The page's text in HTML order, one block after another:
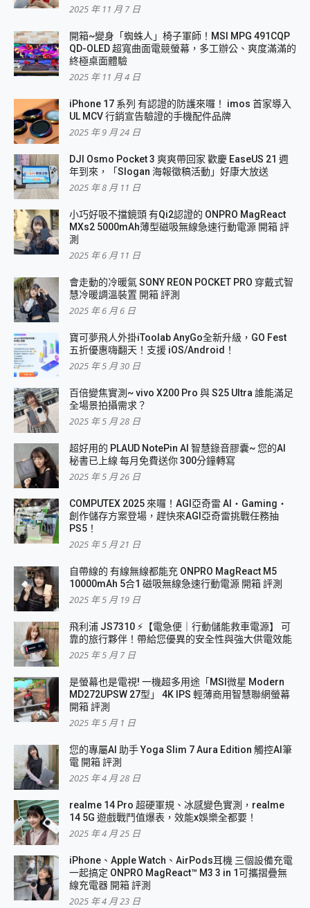
2025 年 11 月 7 日
開箱~變身「蜘蛛人」椅子軍師！MSI MPG 491CQP
QD-OLED 超寬曲面電競螢幕，多工辦公、爽度滿滿的
終極桌面體驗
2025 年 11 月 4 日
iPhone 17 系列 有認證的防護來囉！ imos 首家導入
UL MCV 行銷宣告驗證的手機配件品牌
2025 年 9 月 24 日
DJI Osmo Pocket 3 爽爽帶回家 歡慶 EaseUS 21 週
年到來，「Slogan 海報徵稿活動」好康大放送
2025 年 8 月 11 日
小巧好吸不擋鏡頭 有Qi2認證的 ONPRO MagReact
MXs2 5000mAh薄型磁吸無線急速行動電源 開箱 評
測
2025 年 6 月 11 日
會走動的冷暖氣 SONY REON POCKET PRO 穿戴式智
慧冷暖調溫裝置 開箱 評測
2025 年 6 月 6 日
寶可夢飛人外掛iToolab AnyGo全新升級，GO Fest
五折優惠嗨翻天！支援 iOS/Android！
2025 年 5 月 30 日
百倍變焦實測~ vivo X200 Pro 與 S25 Ultra 誰能滿足
全場景拍攝需求？
2025 年 5 月 28 日
超好用的 PLAUD NotePin AI 智慧錄音膠囊~ 您的AI
秘書已上線 每月免費送你 300分鐘轉寫
2025 年 5 月 26 日
COMPUTEX 2025 來囉！AGI亞奇雷 AI・Gaming・
創作儲存方案登場，趕快來AGI亞奇雷挑戰任務抽
PS5！
2025 年 5 月 21 日
自帶線的 有線無線都能充 ONPRO MagReact M5
10000mAh 5合1 磁吸無線急速行動電源 開箱 評測
2025 年 5 月 19 日
飛利浦 JS7310 ⚡【電急便｜行動儲能救車電源】 可
靠的旅行夥伴！帶給您優異的安全性與強大供電效能
2025 年 5 月 7 日
是螢幕也是電視! 一機超多用途「MSI微星 Modern
MD272UPSW 27型」 4K IPS 輕薄商用智慧聯網螢幕
開箱 評測
2025 年 5 月 1 日
您的專屬AI 助手 Yoga Slim 7 Aura Edition 觸控AI筆
電 開箱 評測
2025 年 4 月 28 日
realme 14 Pro 超硬軍規、冰感變色實測，realme
14 5G 遊戲戰鬥值爆表，效能x娛樂全都要！
2025 年 4 月 25 日
iPhone、Apple Watch、AirPods耳機 三個設備充電
一起搞定 ONPRO MagReact™ M3 3 in 1可攜摺疊無
線充電器 開箱 評測
2025 年 4 月 23 日